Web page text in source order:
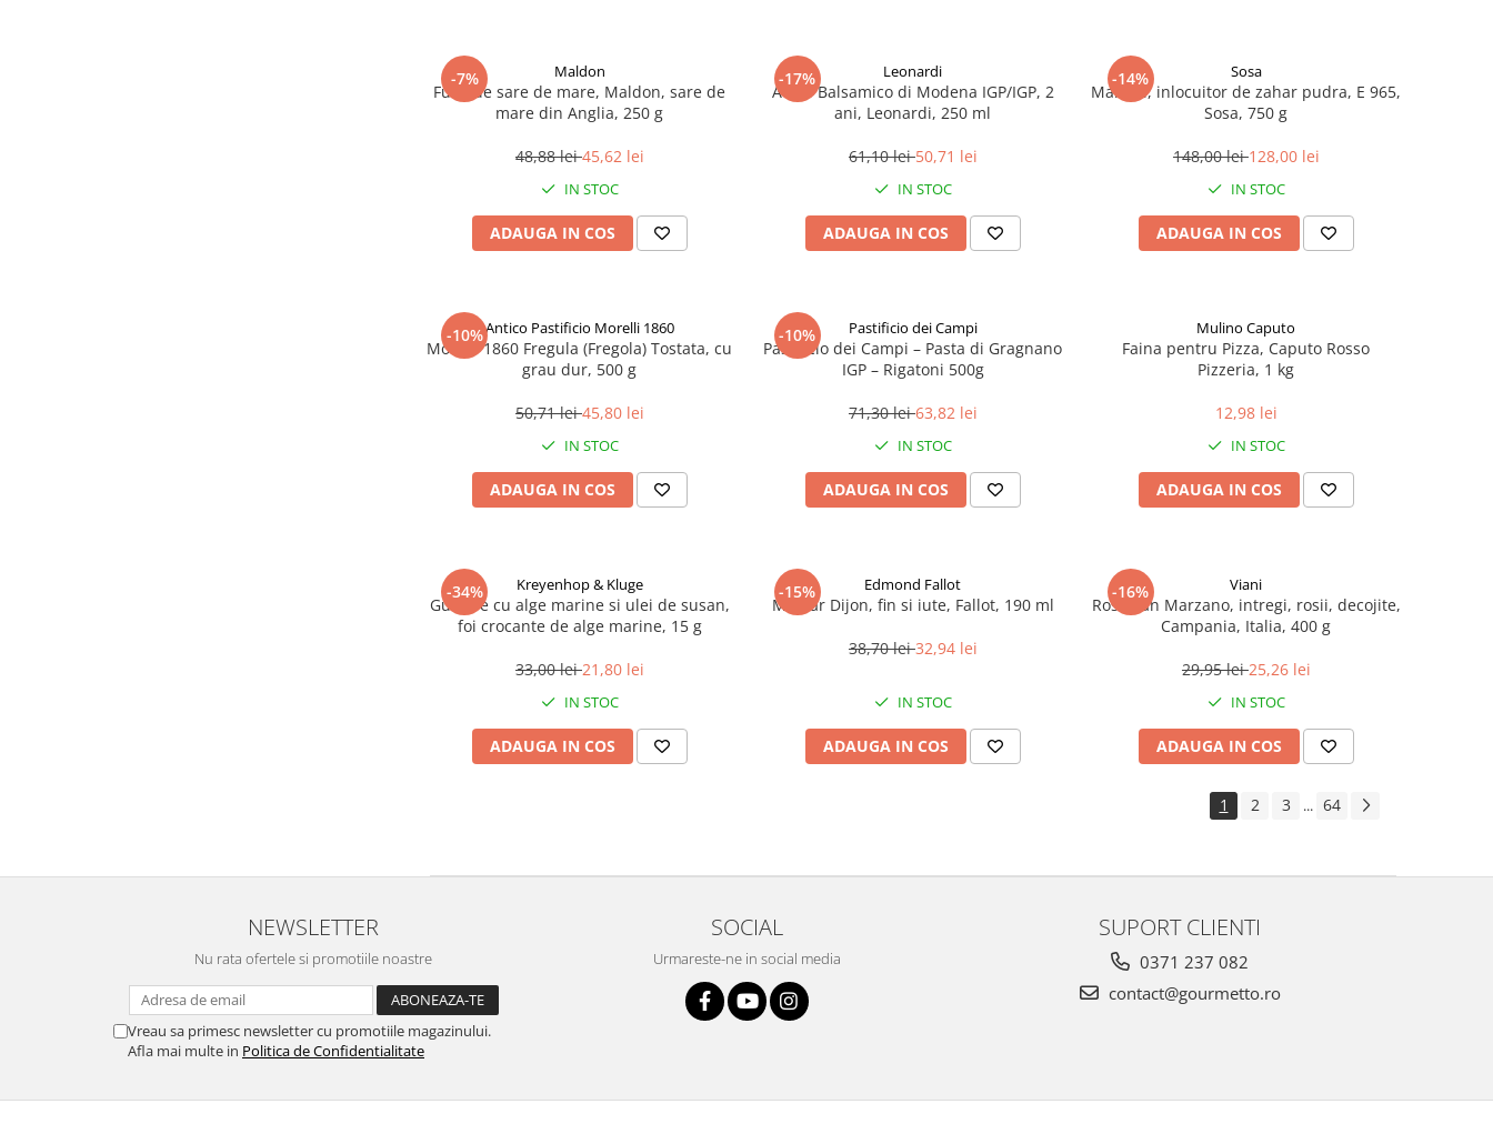
-7% Maldon
Fulgi de sare de mare, Maldon, sare de
mare din Anglia, 250 g
48,88 lei45,62 lei
IN STOC
ADAUGA IN COS
-17% Leonardi
Aceto Balsamico di Modena IGP/IGP, 2
ani, Leonardi, 250 ml
61,10 lei50,71 lei
IN STOC
ADAUGA IN COS
-14% Sosa
Maltitol, inlocuitor de zahar pudra, E 965,
Sosa, 750 g
148,00 lei128,00 lei
IN STOC
ADAUGA IN COS
-10%Antico Pastificio Morelli 1860
Morelli 1860 Fregula (Fregola) Tostata, cu
grau dur, 500 g
50,71 lei45,80 lei
IN STOC
ADAUGA IN COS
-10% Pastificio dei Campi
Pastificio dei Campi – Pasta di Gragnano
IGP – Rigatoni 500g
71,30 lei63,82 lei
IN STOC
ADAUGA IN COS
Mulino Caputo
Faina pentru Pizza, Caputo Rosso
Pizzeria, 1 kg
12,98 lei
IN STOC
ADAUGA IN COS
-34% Kreyenhop & Kluge
Gustare cu alge marine si ulei de susan,
foi crocante de alge marine, 15 g
33,00 lei21,80 lei
IN STOC
ADAUGA IN COS
-15% Edmond Fallot
Mustar Dijon, fin si iute, Fallot, 190 ml
38,70 lei32,94 lei
IN STOC
ADAUGA IN COS
-16% Viani
Rosii San Marzano, intregi, rosii, decojite,
Campania, Italia, 400 g
29,95 lei25,26 lei
IN STOC
ADAUGA IN COS
1 2 3 ... 64
NEWSLETTER
Nu rata ofertele si promotiile noastre
Vreau sa primesc newsletter cu promotiile magazinului.
Afla mai multe in Politica de Confidentialitate
SOCIAL
Urmareste-ne in social media
SUPORT CLIENTI
0371 237 082
contact@gourmetto.ro